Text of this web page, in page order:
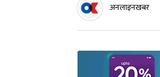
अनलाइनखबर